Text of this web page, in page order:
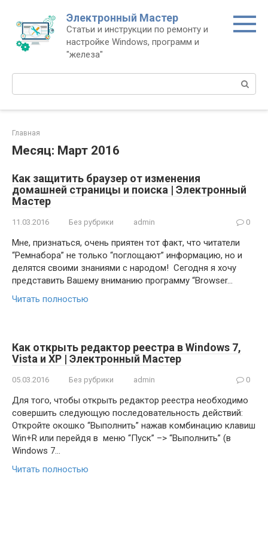
контенту
Электронный Мастер
Статьи и инструкции по ремонту и
настройке Windows, программ и
"железа"
Поиск:
Главная
Месяц: Март 2016
Как защитить браузер от изменения
домашней страницы и поиска | Электронный
Мастер
11.03.2016 Без рубрики admin 0
Мне, признаться, очень приятен тот факт, что читатели
“Ремнабора” не только “поглощают” информацию, но и
делятся своими знаниями с народом! Сегодня я хочу
представить Вашему вниманию программу “Browser…
Читать полностью
Как открыть редактор реестра в Windows 7,
Vista и XP | Электронный Мастер
05.03.2016 Без рубрики admin 0
Для того, чтобы открыть редактор реестра необходимо
совершить следующую последовательность действий:
Откройте окошко “Выполнить” нажав комбинацию клавиш
Win+R или перейдя в меню “Пуск” –> “Выполнить” (в
Windows 7…
Читать полностью